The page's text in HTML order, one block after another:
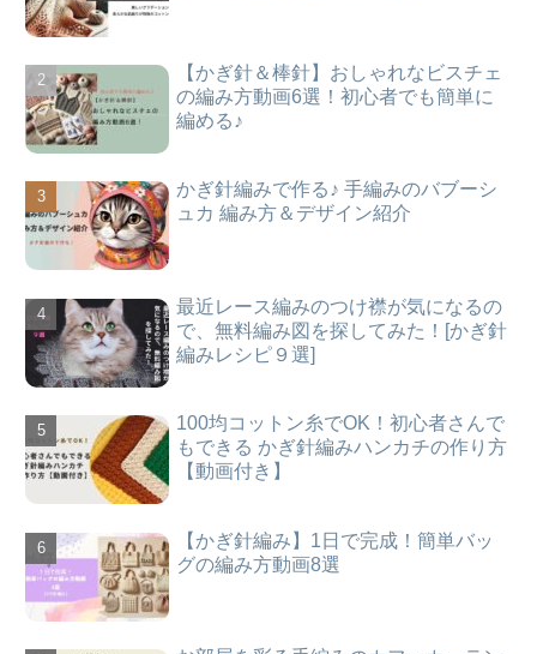
【かぎ針＆棒針】おしゃれなビスチェ
の編み方動画6選！初心者でも簡単に
編める♪
かぎ針編みで作る♪ 手編みのバブーシ
ュカ 編み方＆デザイン紹介
最近レース編みのつけ襟が気になるの
で、無料編み図を探してみた！[かぎ針
編みレシピ９選]
100均コットン糸でOK！初心者さんで
もできる かぎ針編みハンカチの作り方
【動画付き】
【かぎ針編み】1日で完成！簡単バッ
グの編み方動画8選